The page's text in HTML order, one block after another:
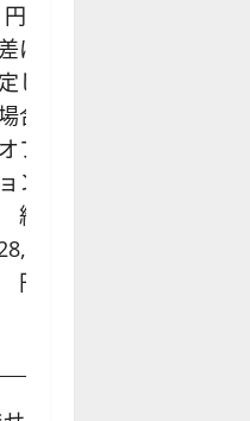
円)の
差に設
定した
合の
オプシ
ョン料
約
円